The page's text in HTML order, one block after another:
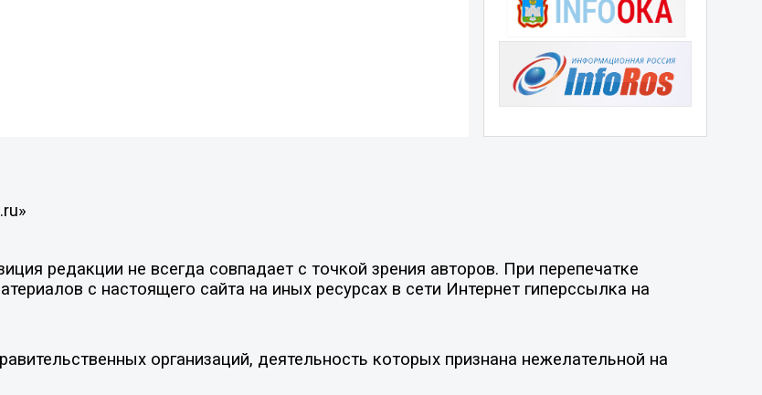
редакции не всегда совпадает с точкой зрения авторов. При перепечатке
с настоящего сайта на иных ресурсах в сети Интернет гиперссылка на
организаций, деятельность которых признана нежелательной на